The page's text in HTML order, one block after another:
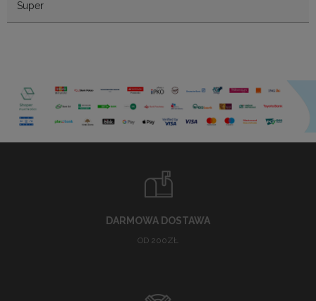
Super
DARMOWA DOSTAWA
OD 200ZŁ